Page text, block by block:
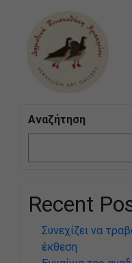
Αναζήτηση
Recent
Συνεχίζει να
έκθεση